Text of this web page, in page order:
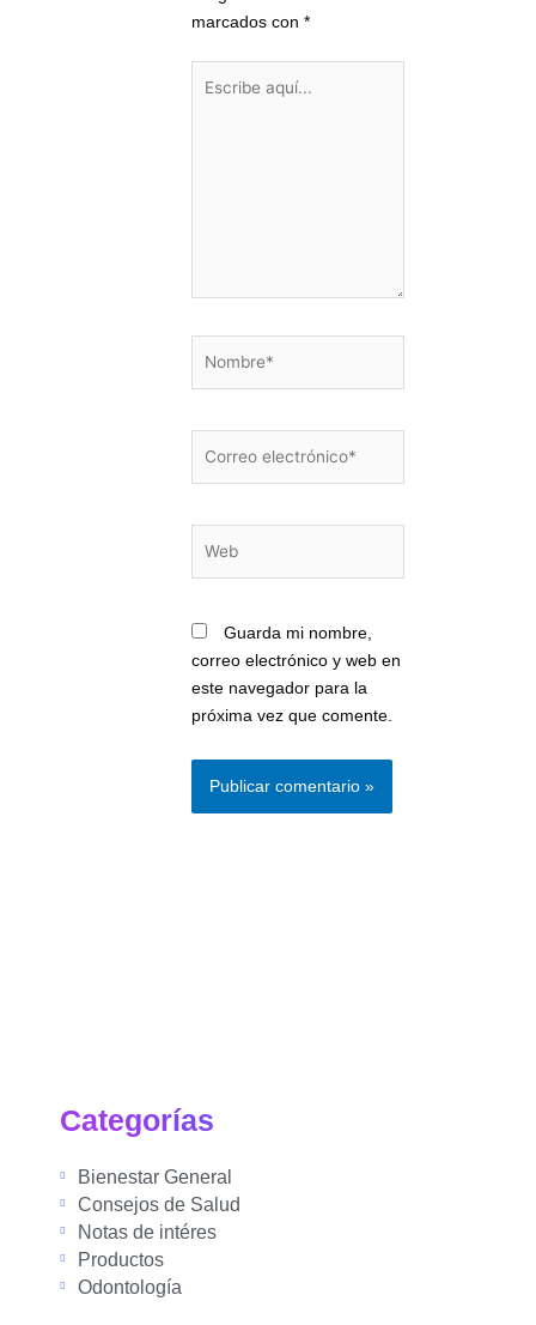
marcados con *
aquí...
Guarda mi nombre,
correo electrónico y web en
este navegador para la
próxima vez que comente.
Categorías
Bienestar General
Consejos de Salud
Notas de intéres
Productos
Odontología